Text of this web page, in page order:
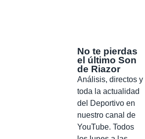
No te pierdas
el último Son
de Riazor
Análisis, directos y
toda la actualidad
del Deportivo en
nuestro canal de
YouTube. Todos